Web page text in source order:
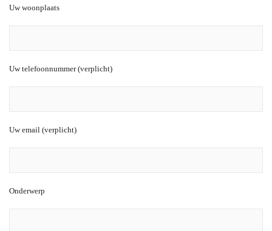
Uw woonplaats
Uw telefoonnummer (verplicht)
Uw email (verplicht)
Onderwerp